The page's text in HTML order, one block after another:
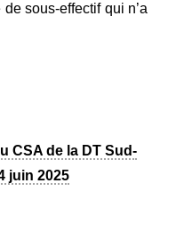
sous-effectif qui n’a
CSA de la DT Sud-
juin 2025